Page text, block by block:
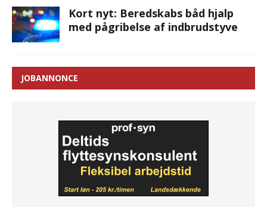
Kort nyt: Beredskabs båd hjalp
med pågribelse af indbrudstyve
JOBANNONCE